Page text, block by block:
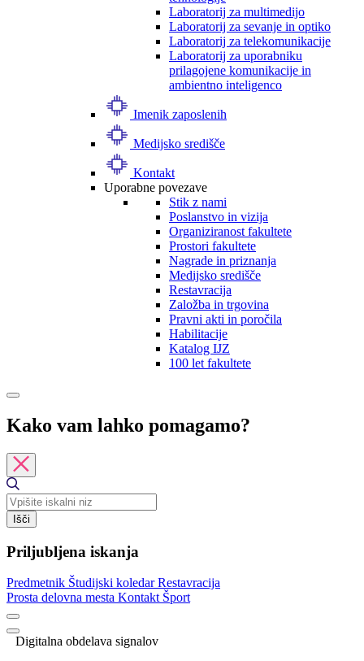
Laboratorij za multimedijo
Laboratorij za sevanje in optiko
Laboratorij za telekomunikacije
Laboratorij za uporabniku
prilagojene komunikacije in
ambientno inteligenco
Imenik zaposlenih
Medijsko središče
Kontakt
Uporabne povezave
Stik z nami
Poslanstvo in vizija
Organiziranost fakultete
Prostori fakultete
Nagrade in priznanja
Medijsko središče
Restavracija
Založba in trgovina
Pravni akti in poročila
Habilitacije
Katalog IJZ
100 let fakultete
Kako vam lahko pomagamo?
Išči
Priljubljena iskanja
Predmetnik Študijski koledarRestavracija
Prosta delovna mesta Kontakt Šport
Digitalna obdelava signalov